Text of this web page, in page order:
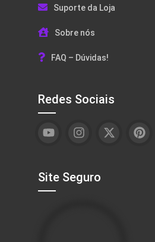
Suporte da Loja
Sobre nós
FAQ – Dúvidas!
Redes Sociais
Site Seguro